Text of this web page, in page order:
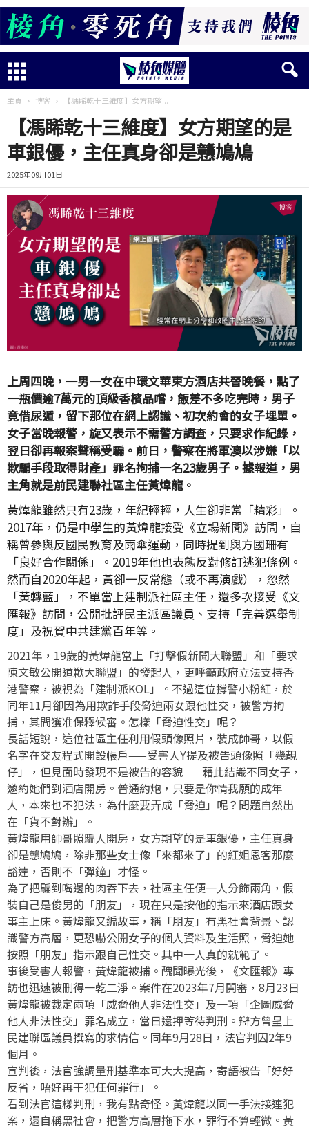
主頁 博客 【馮睎乾十三維度】女方期望...
【馮睎乾十三維度】女方期望的是
車銀優，主任真身卻是戇鳩鳩
2025年09月01日
上周四晚，一男一女在中環文華東方酒店共晉晚餐，點了
一瓶價逾7萬元的頂級香檳品嚐，飯差不多吃完時，男子
竟借尿遁，留下那位在網上認識、初次約會的女子埋單。
女子當晚報警，旋又表示不需警方調查，只要求作紀錄，
翌日卻再報案聲稱受騙。前日，警察在將軍澳以涉嫌「以
欺騙手段取得財產」罪名拘捕一名23歲男子。據報道，男
主角就是前民建聯社區主任黃煒龍。
黃煒龍雖然只有23歲，年紀輕輕，人生卻非常「精彩」。
2017年，仍是中學生的黃煒龍接受《立場新聞》訪問，自
稱曾參與反國民教育及雨傘運動，同時提到與方國珊有
「良好合作關係」。2019年他也表態反對修訂逃犯條例。
然而自2020年起，黃卻一反常態（或不再演戲），忽然
「黃轉藍」，不單當上建制派社區主任，還多次接受《文
匯報》訪問，公開批評民主派區議員、支持「完善選舉制
度」及祝賀中共建黨百年等。
2021年，19歲的黃煒龍當上「打擊假新聞大聯盟」和「要求
陳文敏公開道歉大聯盟」的發起人，更呼籲政府立法支持香
港警察，被視為「建制派KOL」。不過這位撐警小粉紅，於
同年11月卻因為用欺詐手段脅迫兩女跟他性交，被警方拘
捕，其間獲准保釋候審。怎樣「脅迫性交」呢？
長話短說，這位社區主任利用假頭像照片，裝成帥哥，以假
名字在交友程式開設帳戶——受害人Y提及被告頭像照「幾靚
仔」，但見面時發現不是被告的容貌——藉此結識不同女子，
邀約她們到酒店開房。普通約炮，只要是你情我願的成年
人，本來也不犯法，為什麼要弄成「脅迫」呢？問題自然出
在「貨不對辦」。
黃煒龍用帥哥照騙人開房，女方期望的是車銀優，主任真身
卻是戇鳩鳩，除非那些女士像「來都來了」的紅姐恩客那麼
豁達，否則不「彈鐘」才怪。
為了把騙到嘴邊的肉吞下去，社區主任便一人分飾兩角，假
裝自己是俊男的「朋友」，現在只是按他的指示來酒店跟女
事主上床。黃煒龍又編故事，稱「朋友」有黑社會背景、認
識警方高層，更恐嚇公開女子的個人資料及生活照，脅迫她
按照「朋友」指示跟自己性交。其中一人真的就範了。
事後受害人報警，黃煒龍被捕。醜聞曝光後，《文匯報》專
訪也迅速被刪得一乾二淨。案件在2023年7月開審，8月23日
黃煒龍被裁定兩項「威脅他人非法性交」及一項「企圖威脅
他人非法性交」罪名成立，當日還押等待判刑。辯方曾呈上
民建聯區議員撰寫的求情信。同年9月28日，法官判囚2年9
個月。
宣判後，法官強調量刑基準本可大大提高，寄語被告「好好
反省，唔好再干犯任何罪行」。
看到法官這樣判刑，我有點奇怪。黃煒龍以同一手法接連犯
案，還自稱黑社會，把警方高層拖下水，罪行不算輕微。黃